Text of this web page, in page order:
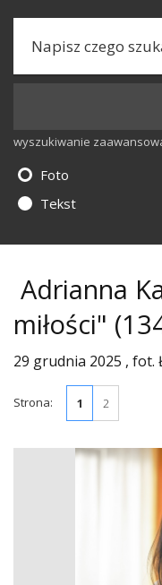
wyszukiwanie
Foto
Tekst
Adrianna
miłości"
29 grudnia 2025 , fot.
Strona: 1 2